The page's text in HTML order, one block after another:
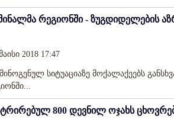
რეგიონში - ზუგდიდელების
2018 17:47
სიტუაციაზე მოქალაქეებს
800 დევნილ ოჯახს